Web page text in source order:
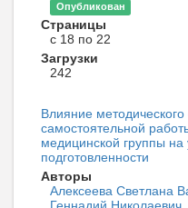
Опубликован
Страницы
с 18 по 22
Загрузки
242
Влияние
самостоятельной
медицинской группы на
подготовленности
Авторы
Алексеева Светлана